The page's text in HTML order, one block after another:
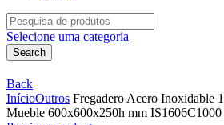
Search
for:
Selecione uma categoria
Search
Back
InícioOutros Fregadero Acero Inoxidable
Mueble 600x600x250h mm IS1606C1000